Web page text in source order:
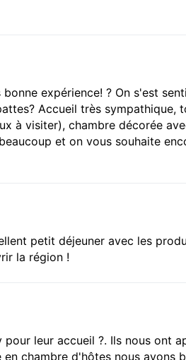
expérience! ? On s'est
Accueil très sympathique,
à visiter), chambre décorée
et on vous souhaite
petit déjeuner avec les
la région !
leur accueil ?. Ils nous ont
chambre d'hôtes nous avons